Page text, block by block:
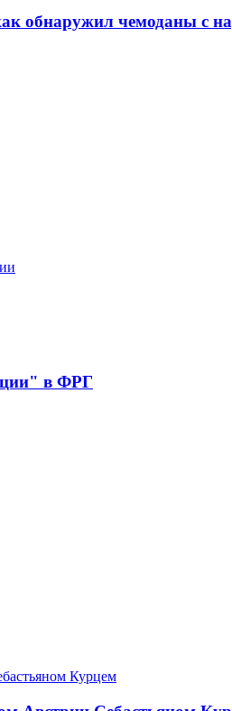
обнаружил чемоданы с
в ФРГ